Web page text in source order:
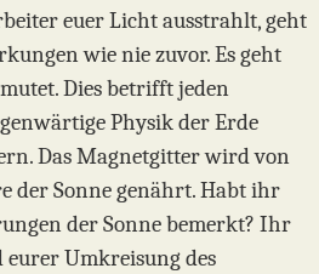
euer Licht ausstrahlt, geht
wie nie zuvor. Es geht
Dies betrifft jeden
Physik der Erde
Das Magnetgitter wird von
der Sonne genährt. Habt ihr
der Sonne bemerkt? Ihr
Umkreisung des